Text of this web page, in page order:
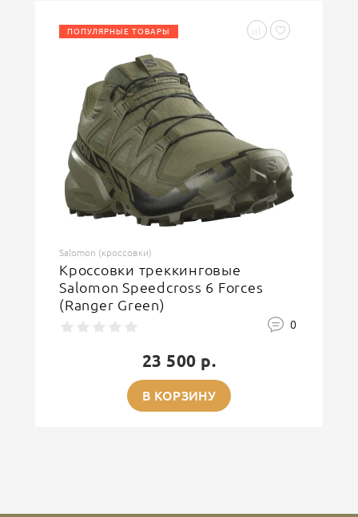
ОСТАВИТЬ ОТЗЫВ
ПОПУЛЯРНЫЕ ТОВАРЫ
Salomon (кроссовки)
Кроссовки треккинговые
Salomon Speedcross 6 Forces
(Ranger Green)
0
23 500 р.
В КОРЗИНУ